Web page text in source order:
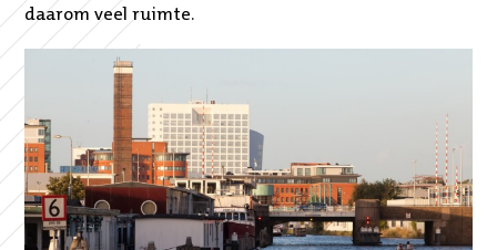
daarom veel ruimte.